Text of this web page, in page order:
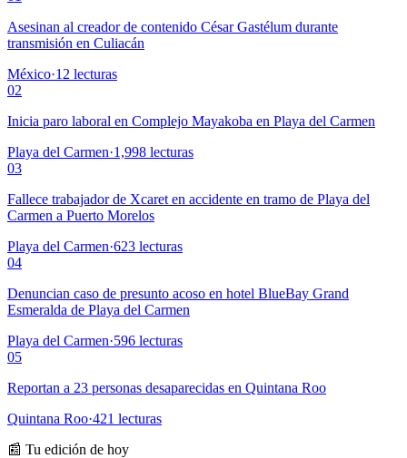
Asesinan al creador de contenido César Gastélum durante
transmisión en Culiacán
México·12 lecturas
02
Inicia paro laboral en Complejo Mayakoba en Playa del Carmen
Playa del Carmen·1,998 lecturas
03
Fallece trabajador de Xcaret en accidente en tramo de Playa del
Carmen a Puerto Morelos
Playa del Carmen·623 lecturas
04
Denuncian caso de presunto acoso en hotel BlueBay Grand
Esmeralda de Playa del Carmen
Playa del Carmen·596 lecturas
05
Reportan a 23 personas desaparecidas en Quintana Roo
Quintana Roo·421 lecturas
📰 Tu edición de hoy